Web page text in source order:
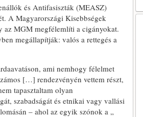
és Antifasiszták (MEASZ)
A Magyarországi Kisebbségek
az MGM megfélemlíti a cigányokat.
megállapítják: valós a rettegés a
ami nemhogy félelmet
[…] rendezvényén vettem részt,
tapasztaltam olyan
szabadságát és etnikai vagy vallási
– ahol az egyik szónok a „